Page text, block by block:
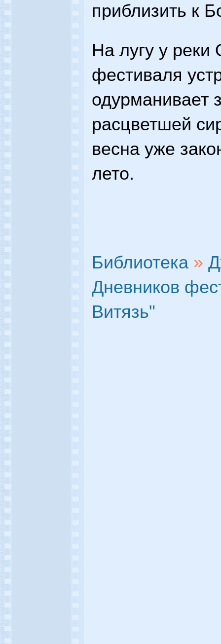
приблизить к
На лугу у реки
фестиваля
одурманивает
расцветшей
весна уже
лето.
Библиотека »
Дневников
Витязь"